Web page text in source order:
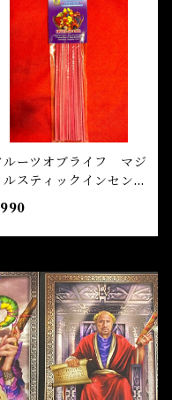
Wash
ルーツオブライフ マジ
ルスティックインセン
FRUIT OF LIFE Ma
Stick Incense